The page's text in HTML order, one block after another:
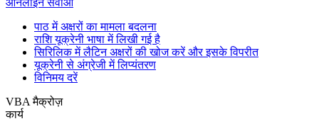
ऑनलाइन सेवाओं
पाठ में अक्षरों का मामला बदलना
राशि यूक्रेनी भाषा में लिखी गई है
सिरिलिक में लैटिन अक्षरों की खोज करें और इसके विपरीत
यूक्रेनी से अंग्रेजी में लिप्यंतरण
विनिमय दरें
VBA मैक्रोज़
कार्य